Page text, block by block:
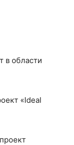
в области
«Ideal